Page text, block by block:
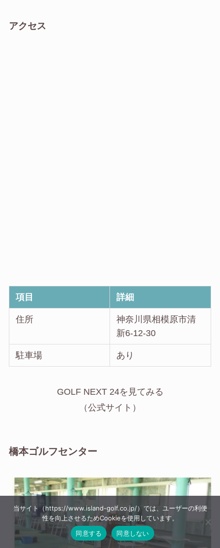
アクセス
項目 詳細
住所
神奈川県相模原市清
新6-12-30
駐車場 あり
GOLF NEXT 24を見てみる
（公式サイト）
橋本ゴルフセンター
当サイト（https://www.island-golf.co.jp/）では、ユーザーの利便
性を向上させるためCookieを使用しています。
同意する
同意しない